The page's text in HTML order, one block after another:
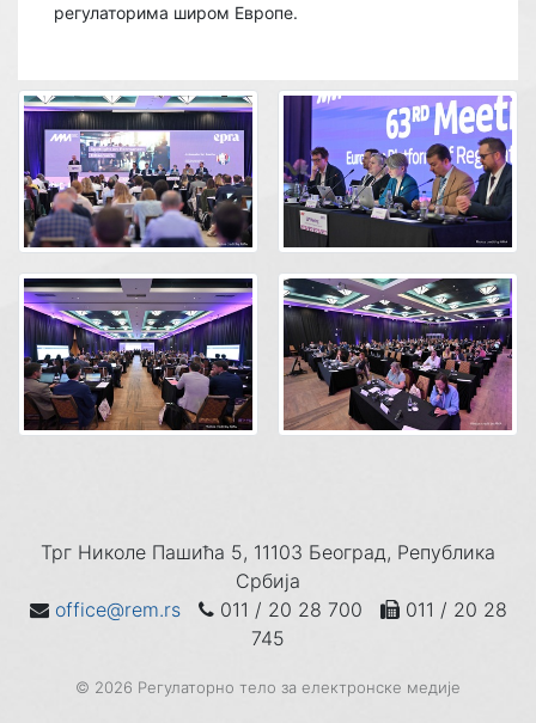
регулаторима широм Европе.
Трг Николе Пашића 5, 11103 Београд, Република
Србија
office@rem.rs
011 / 20 28 700
011 / 20 28
745
© 2026 Регулаторно тело за електронске медије